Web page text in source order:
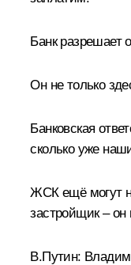
Банк разрешает
Он не только
Банковская
сколько уже
ЖСК ещё могут
застройщик – он
В.Путин: